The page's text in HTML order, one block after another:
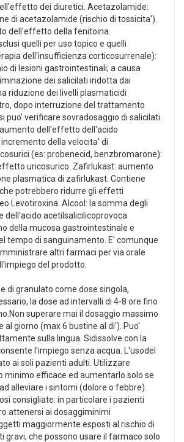
dei diuretici. Acetazolamide:
di acetazolamide (rischio di tossicita').
dell'effetto della fenitoina.
quelli per uso topico e quelli
dell'insufficienza corticosurrenale):
di lesioni gastrointestinali; a causa
dei salicilati indotta dai
riduzione dei livelli plasmaticidi
dopo interruzione del trattamento
puo' verificare sovradosaggio di salicilati.
dell'effetto dell'acido
della velocita' di
(es: probenecid, benzbromarone):
uricosurico. Zafirlukast: aumento
plasmatica di zafirlukast. Contiene
potrebbero ridurre gli effetti
Levotiroxina. Alcool: la somma degli
dell'acido acetilsalicilicoprovoca
della mucosa gastrointestinale e
tempo di sanguinamento. E' comunque
altri farmaci per via orale
del prodotto.
di granulato come dose singola,
la dose ad intervalli di 4-8 ore fino
superare mai il dosaggio massimo
al giorno (max 6 bustine al di'). Puo'
sulla lingua. Sidissolve con la
l'impiego senza acqua. L'usodel
ai soli pazienti adulti. Utilizzare
minimo efficace ed aumentarlo solo se
alleviare i sintomi (dolore o febbre).
consigliate: in particolare i pazienti
attenersi ai dosaggiminimi
maggiormente esposti al rischio di
che possono usare il farmaco solo